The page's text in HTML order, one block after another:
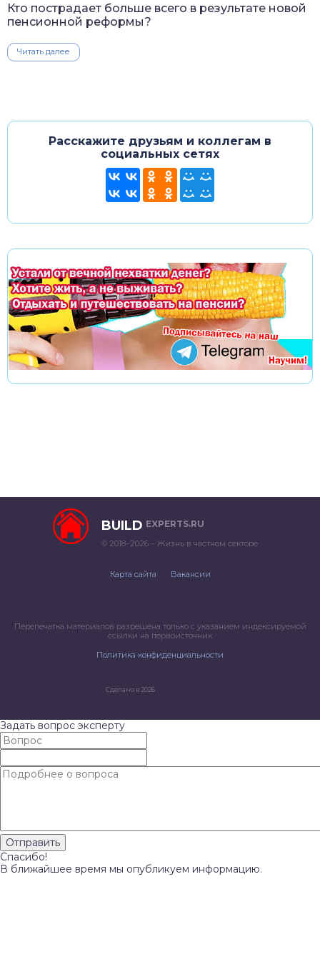
Кто пострадает больше всего в результате новой
пенсионной реформы?
Читать далее
Расскажите друзьям и коллегам в
социальных сетях
BUILD EXPERTS.RU
© 2018–2026 – Жизнь в частном секторе
Карта сайта Вакансии
Перепечатка материалов разрешена только с указанием индексируемой
ссылки на первоисточник
Политика конфиденциальности
Сделано в 2026
Задать вопрос эксперту
Спасибо!
В ближайшее время мы опубликуем информацию.